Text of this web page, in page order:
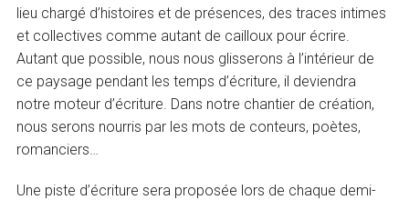
lieu chargé d’histoires et de présences, des traces intimes
et collectives comme autant de cailloux pour écrire.
Autant que possible, nous nous glisserons à l’intérieur de
ce paysage pendant les temps d’écriture, il deviendra
notre moteur d’écriture. Dans notre chantier de création,
nous serons nourris par les mots de conteurs, poètes,
romanciers…
Une piste d’écriture sera proposée lors de chaque demi-